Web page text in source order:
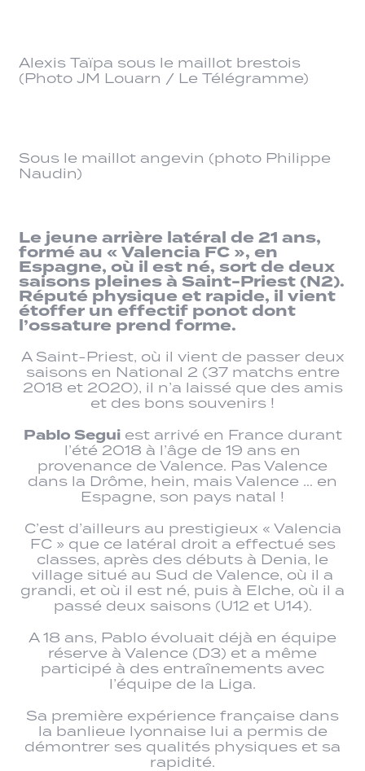
Alexis Taïpa sous le maillot brestois
(Photo JM Louarn / Le Télégramme)
Sous le maillot angevin (photo Philippe
Naudin)
Le jeune arrière latéral de 21 ans,
formé au « Valencia FC », en
Espagne, où il est né, sort de deux
saisons pleines à Saint-Priest (N2).
Réputé physique et rapide, il vient
étoffer un effectif ponot dont
l’ossature prend forme.
A Saint-Priest, où il vient de passer deux
saisons en National 2 (37 matchs entre
2018 et 2020), il n’a laissé que des amis
et des bons souvenirs !
Pablo Seguiest arrivé en France durant
l’été 2018 à l’âge de 19 ans en
provenance de Valence. Pas Valence
dans la Drôme, hein, mais Valence … en
Espagne, son pays natal !
C’est d’ailleurs au prestigieux « Valencia
FC » que ce latéral droit a effectué ses
classes, après des débuts à Denia, le
village situé au Sud de Valence, où il a
grandi, et où il est né, puis à Elche, où il a
passé deux saisons (U12 et U14).
A 18 ans, Pablo évoluait déjà en équipe
réserve à Valence (D3) et a même
participé à des entraînements avec
l’équipe de la Liga.
Sa première expérience française dans
la banlieue lyonnaise lui a permis de
démontrer ses qualités physiques et sa
rapidité.